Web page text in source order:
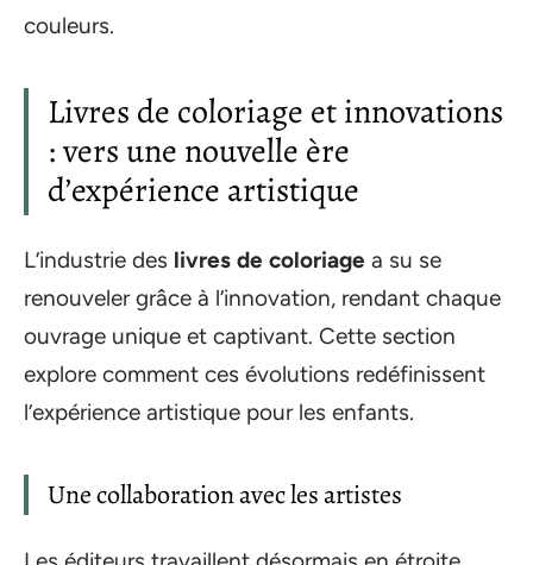
couleurs.
Livres de coloriage et innovations
: vers une nouvelle ère
d’expérience artistique
L’industrie des livres de coloriage a su se
renouveler grâce à l’innovation, rendant chaque
ouvrage unique et captivant. Cette section
explore comment ces évolutions redéfinissent
l’expérience artistique pour les enfants.
Une collaboration avec les artistes